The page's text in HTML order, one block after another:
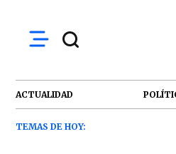
ACTUALIDAD
TEMAS DE HOY: